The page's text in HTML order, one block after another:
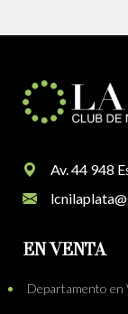
Av. 44 948
EN VENTA
Departamento en